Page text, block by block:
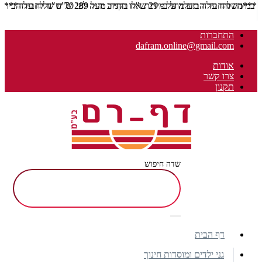
***משלוח עד הבית מוזל ב- 29 ש"ח בקניה מעל 289 ש"ח שליח עד הבית ***
התחברות
dafram.online@gmail.com
אודות
צרו קשר
תקנון
שדה חיפוש
דף הבית
גני ילדים ומוסדות חינוך